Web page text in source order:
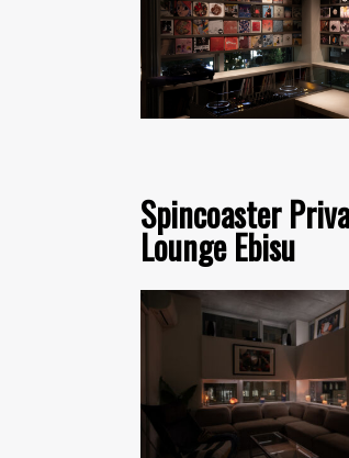
Spincoaster
Lounge Ebisu